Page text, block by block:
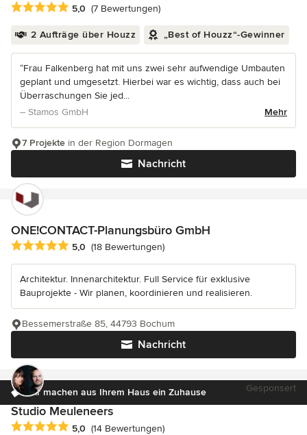
Durchschnittliche Bewertung: 5 von 5 Sternen
5,0 (7 Bewertungen)
2 Aufträge über Houzz „Best of Houzz“-Gewinner
“Frau Falkenberg hat mit uns zwei sehr aufwendige Umbauten
geplant und umgesetzt. Hierbei war es wichtig, dass auch bei
Überraschungen Sie jed...
– Stamos GmbH
Mehr
Nachricht
7 Projekte in der Region Dormagen
ONE!CONTACT-Planungsbüro GmbH
Durchschnittliche Bewertung: 5 von 5 Sternen
5,0 (18 Bewertungen)
Architektur. Innenarchitektur. Full Service für exklusive
Bauprojekte - Wir planen, koordinieren und realisieren.
Nachricht
Bessemerstraße 85, 44793 Bochum
Wir machen aus Ihrem Haus ein Zuhause Gesponsert
Studio Meuleneers
Durchschnittliche Bewertung: 5 von 5 Sternen
5,0 (14 Bewertungen)